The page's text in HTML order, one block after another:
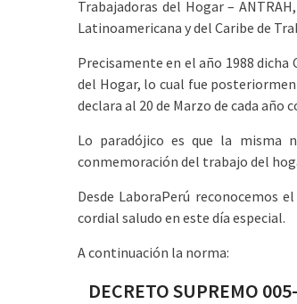
Trabajadoras del Hogar –
Latinoamericana y del Caribe de
Precisamente en el año 1988
del Hogar, lo cual fue
declara al 20 de Marzo de cada año
Lo paradójico es que la misma
conmemoración del trabajo del
Desde LaboraPerú reconocemos
cordial saludo en este día especial.
A continuación la norma:
DECRETO SUPREMO